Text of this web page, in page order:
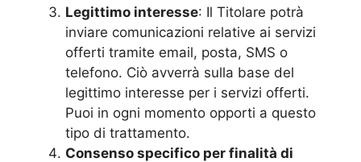
Legittimo interesse: Il Titolare potrà
inviare comunicazioni relative ai servizi
offerti tramite email, posta, SMS o
telefono. Ciò avverrà sulla base del
legittimo interesse per i servizi offerti.
Puoi in ogni momento opporti a questo
tipo di trattamento.
Consenso specifico per finalità di